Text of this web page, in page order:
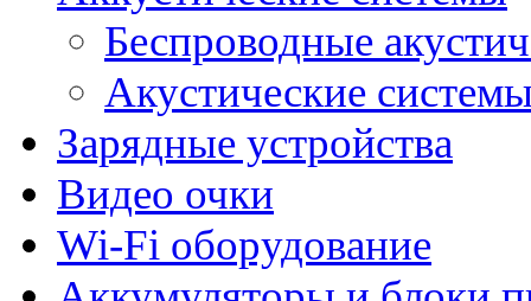
Беспроводные
Акустические
Зарядные устройства
Видео очки
Wi-Fi оборудование